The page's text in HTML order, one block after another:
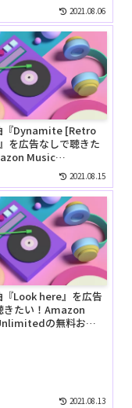
2021.08.06
『Dynamite [Retro
を広告なしで聴きた
Music
の無料お試しでリ
て聴ける？
2021.08.15
『Look here』を広告
きたい！Amazon
の無料お試
2021.08.13